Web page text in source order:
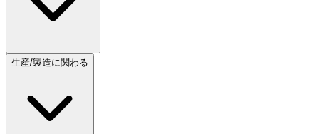
生産/製造に関わる